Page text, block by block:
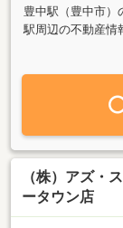
豊中駅（豊中市）
駅周辺の不動産情
豊富に取り扱っ
ト、戸建て、テ
戸建て、中古戸
ム、リノベーシ
気軽にご相談くだ
（株）アズ・
ータウン店